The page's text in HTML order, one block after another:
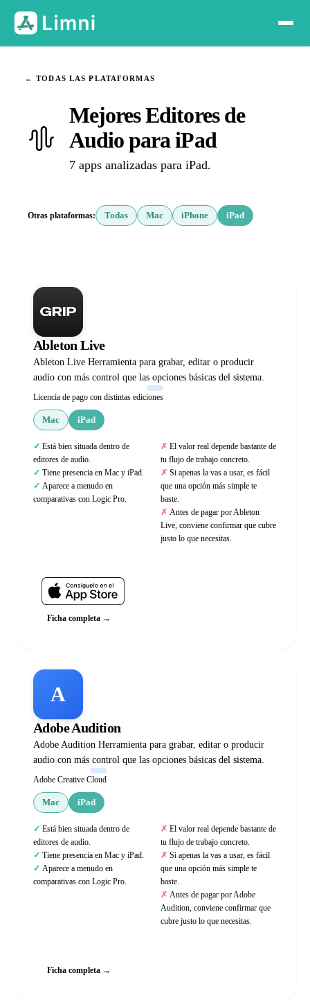
← TODAS LAS PLATAFORMAS
Mejores Editores de
Audio para iPad
7 apps analizadas para iPad.
Otras plataformas: Todas Mac iPhone iPad
Ableton Live
Ableton Live Herramienta para grabar, editar o producir
audio con más control que las opciones básicas del sistema.
Licencia de pago con distintas ediciones
Mac iPad
Está bien situada dentro de
editores de audio.
Tiene presencia en Mac y iPad.
Aparece a menudo en
comparativas con Logic Pro.
El valor real depende bastante de
tu flujo de trabajo concreto.
Si apenas la vas a usar, es fácil
que una opción más simple te
baste.
Antes de pagar por Ableton
Live, conviene confirmar que cubre
justo lo que necesitas.
Ficha completa →
A
Adobe Audition
Adobe Audition Herramienta para grabar, editar o producir
audio con más control que las opciones básicas del sistema.
Adobe Creative Cloud
Mac iPad
Está bien situada dentro de
editores de audio.
Tiene presencia en Mac y iPad.
Aparece a menudo en
comparativas con Logic Pro.
El valor real depende bastante de
tu flujo de trabajo concreto.
Si apenas la vas a usar, es fácil
que una opción más simple te
baste.
Antes de pagar por Adobe
Audition, conviene confirmar que
cubre justo lo que necesitas.
Ficha completa →